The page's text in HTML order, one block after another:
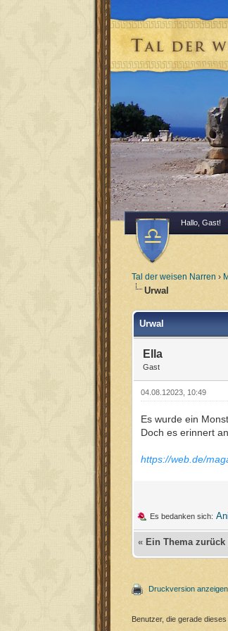
Hallo, Gast!
Tal der weisen Narren ›
Urwal
Urwal
Ella
Gast
04.08.12023, 10:49
Es wurde ein
Doch es erinnert
https://web.de/
Es bedanken sich:
« Ein Thema zurück
Druckversion anzeigen
Benutzer, die gerade